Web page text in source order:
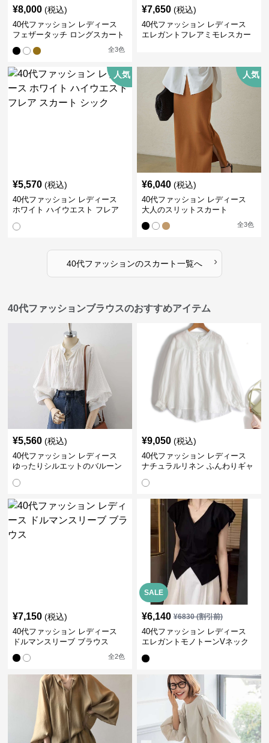
¥8,000 (税込)
40代ファッション レディース
フェザータッチ ロングスカート
全3色
¥7,650 (税込)
40代ファッション レディース
エレガントフレアミモレスカー
人気
¥5,570 (税込)
40代ファッション レディース
ホワイト ハイウエスト フレア
人気
¥6,040 (税込)
40代ファッション レディース
大人のスリットスカート
全3色
40代ファッションのスカート一覧へ ›
40代ファッションブラウスのおすすめアイテム
¥5,560 (税込)
40代ファッション レディース
ゆったりシルエットのバルーン
¥9,050 (税込)
40代ファッション レディース
ナチュラルリネン ふんわりギャ
¥7,150 (税込)
40代ファッション レディース
ドルマンスリーブ ブラウス
全2色
SALE
¥6,140 ¥6830(割引前)
40代ファッション レディース
エレガントモノトーンVネック